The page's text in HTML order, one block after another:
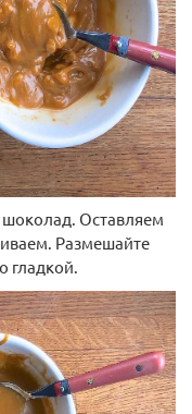
шоколад. Оставляем
Размешайте
гладкой.